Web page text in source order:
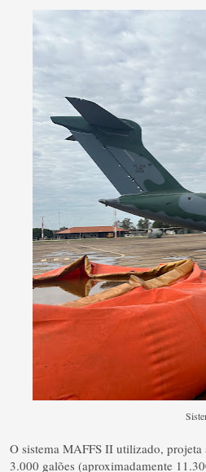
O sistema MAFFS II utilizado, projeta
3.000 galões (aproximadamente